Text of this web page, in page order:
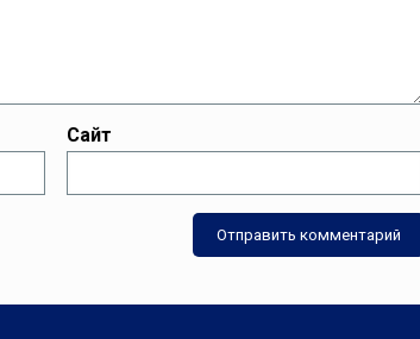
Сайт